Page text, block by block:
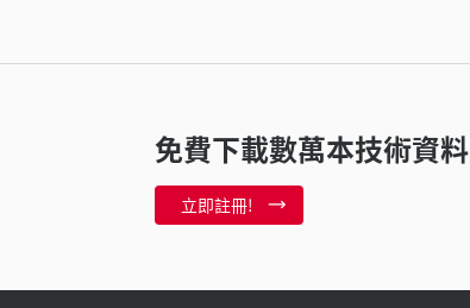
免費下載數萬本技術資料
立即註冊!